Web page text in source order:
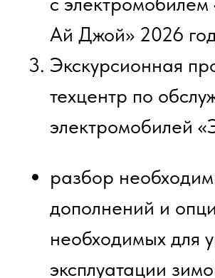
Практические знания об
эксплуатации
электромобилей в
российских условиях
(включая зиму);
Возможность лично
электромобиль «Эволют»;
Контакты сервисного
детейлинг центра и
специалистов по
обслуживанию и улучшению